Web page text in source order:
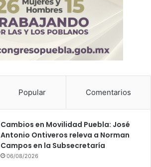
Popular Comentarios
Cambios en Movilidad Puebla: José
Antonio Ontiveros releva a Norman
Campos en la Subsecretaría
06/08/2026